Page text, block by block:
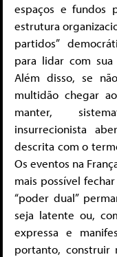
espaços e fundos
estrutura
partidos”
para lidar com
Além disso, se
multidão chegar
manter,
insurrecionista
descrita com o
Os eventos na
mais possível
“poder dual”
seja latente ou,
expressa e
portanto, construir